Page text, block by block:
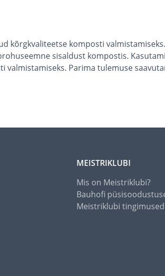
kõrgkvaliteetse komposti
sisaldust kompostis.
valmistamiseks. Parima tulemuse
MEISTRIKLUBI
Mis on Meistriklubi?
Bauhofi
Meistriklubi tingimused